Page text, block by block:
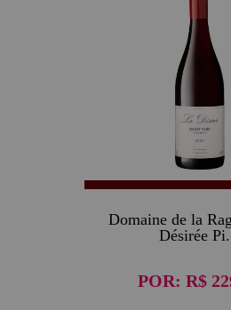
Domaine de la
Désirée
POR: R$